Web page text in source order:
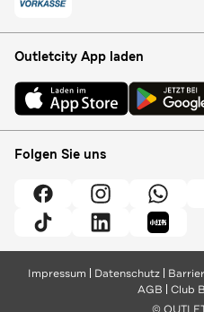
Outletcity App laden
Folgen Sie uns
Impressum Datenschutz
AGB
Club
©